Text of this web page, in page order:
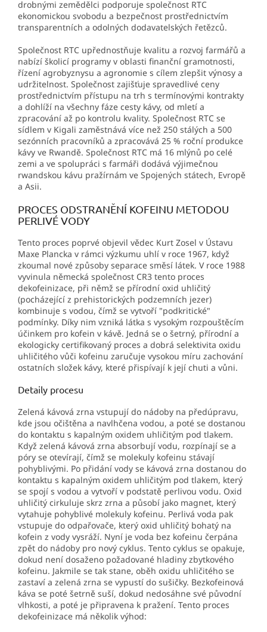
drobnými zemědělci podporuje společnost RTC
ekonomickou svobodu a bezpečnost prostřednictvím
transparentních a odolných dodavatelských řetězců.
Společnost RTC upřednostňuje kvalitu a rozvoj farmářů a
nabízí školicí programy v oblasti finanční gramotnosti,
řízení agrobyznysu a agronomie s cílem zlepšit výnosy a
udržitelnost. Společnost zajišťuje spravedlivé ceny
prostřednictvím přístupu na trh s termínovými kontrakty
a dohlíží na všechny fáze cesty kávy, od mletí a
zpracování až po kontrolu kvality. Společnost RTC se
sídlem v Kigali zaměstnává více než 250 stálých a 500
sezónních pracovníků a zpracovává 25 % roční produkce
kávy ve Rwandě. Společnost RTC má 16 mlýnů po celé
zemi a ve spolupráci s farmáři dodává výjimečnou
rwandskou kávu pražírnám ve Spojených státech, Evropě
a Asii.
PROCES ODSTRANĚNÍ KOFEINU METODOU
PERLIVÉ VODY
Tento proces poprvé objevil vědec Kurt Zosel v Ústavu
Maxe Plancka v rámci výzkumu uhlí v roce 1967, když
zkoumal nové způsoby separace směsí látek. V roce 1988
vyvinula německá společnost CR3 tento proces
dekofeinizace, při němž se přírodní oxid uhličitý
(pocházející z prehistorických podzemních jezer)
kombinuje s vodou, čímž se vytvoří "podkritické"
podmínky. Díky nim vzniká látka s vysokým rozpouštěcím
účinkem pro kofein v kávě. Jedná se o šetrný, přírodní a
ekologicky certifikovaný proces a dobrá selektivita oxidu
uhličitého vůči kofeinu zaručuje vysokou míru zachování
ostatních složek kávy, které přispívají k její chuti a vůni.
Detaily procesu
Zelená kávová zrna vstupují do nádoby na předúpravu,
kde jsou očištěna a navlhčena vodou, a poté se dostanou
do kontaktu s kapalným oxidem uhličitým pod tlakem.
Když zelená kávová zrna absorbují vodu, rozpínají se a
póry se otevírají, čímž se molekuly kofeinu stávají
pohyblivými. Po přidání vody se kávová zrna dostanou do
kontaktu s kapalným oxidem uhličitým pod tlakem, který
se spojí s vodou a vytvoří v podstatě perlivou vodu. Oxid
uhličitý cirkuluje skrz zrna a působí jako magnet, který
vytahuje pohyblivé molekuly kofeinu. Perlivá voda pak
vstupuje do odpařovače, který oxid uhličitý bohatý na
kofein z vody vysráží. Nyní je voda bez kofeinu čerpána
zpět do nádoby pro nový cyklus. Tento cyklus se opakuje,
dokud není dosaženo požadované hladiny zbytkového
kofeinu. Jakmile se tak stane, oběh oxidu uhličitého se
zastaví a zelená zrna se vypustí do sušičky. Bezkofeinová
káva se poté šetrně suší, dokud nedosáhne své původní
vlhkosti, a poté je připravena k pražení. Tento proces
dekofeinizace má několik výhod: